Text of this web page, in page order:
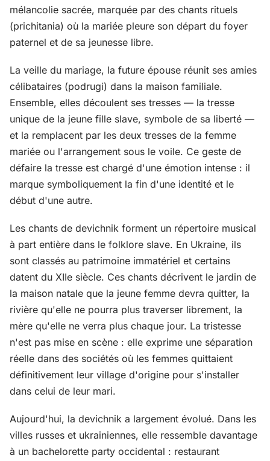
mélancolie sacrée, marquée par des chants rituels
(prichitania) où la mariée pleure son départ du foyer
paternel et de sa jeunesse libre.
La veille du mariage, la future épouse réunit ses amies
célibataires (podrugi) dans la maison familiale.
Ensemble, elles découlent ses tresses — la tresse
unique de la jeune fille slave, symbole de sa liberté —
et la remplacent par les deux tresses de la femme
mariée ou l'arrangement sous le voile. Ce geste de
défaire la tresse est chargé d'une émotion intense : il
marque symboliquement la fin d'une identité et le
début d'une autre.
Les chants de devichnik forment un répertoire musical
à part entière dans le folklore slave. En Ukraine, ils
sont classés au patrimoine immatériel et certains
datent du XIIe siècle. Ces chants décrivent le jardin de
la maison natale que la jeune femme devra quitter, la
rivière qu'elle ne pourra plus traverser librement, la
mère qu'elle ne verra plus chaque jour. La tristesse
n'est pas mise en scène : elle exprime une séparation
réelle dans des sociétés où les femmes quittaient
définitivement leur village d'origine pour s'installer
dans celui de leur mari.
Aujourd'hui, la devichnik a largement évolué. Dans les
villes russes et ukrainiennes, elle ressemble davantage
à un bachelorette party occidental : restaurant